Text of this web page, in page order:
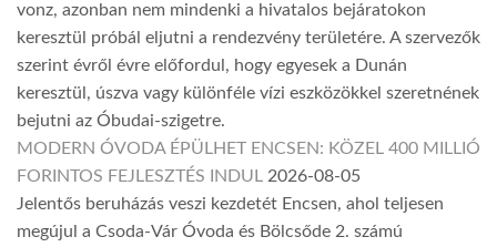
vonz, azonban nem mindenki a hivatalos bejáratokon
keresztül próbál eljutni a rendezvény területére. A szervezők
szerint évről évre előfordul, hogy egyesek a Dunán
keresztül, úszva vagy különféle vízi eszközökkel szeretnének
bejutni az Óbudai-szigetre.
MODERN ÓVODA ÉPÜLHET ENCSEN: KÖZEL 400 MILLIÓ
FORINTOS FEJLESZTÉS INDUL 2026-08-05
Jelentős beruházás veszi kezdetét Encsen, ahol teljesen
megújul a Csoda-Vár Óvoda és Bölcsőde 2. számú